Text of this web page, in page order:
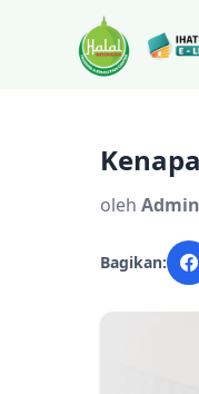
oleh Admin
Bagikan: